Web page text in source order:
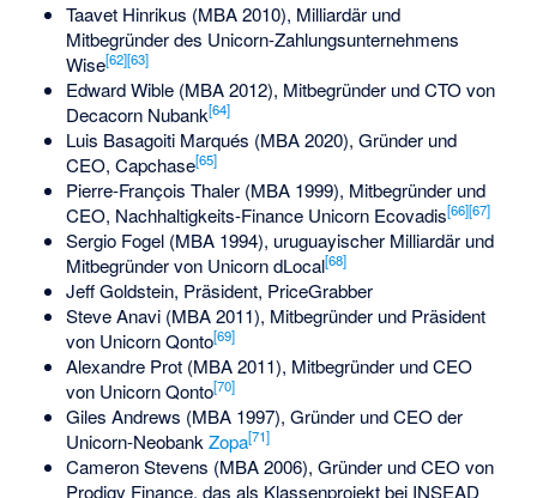
Taavet Hinrikus (MBA 2010), Milliardär und
Mitbegründer des Unicorn-Zahlungsunternehmens
Wise[62][63]
Edward Wible(MBA 2012), Mitbegründer und CTO von
Decacorn Nubank[64]
Luis Basagoiti Marqués (MBA 2020), Gründer und
CEO, Capchase[65]
Pierre-François Thaler(MBA 1999), Mitbegründer und
CEO, Nachhaltigkeits-Finance Unicorn Ecovadis[66][67]
Sergio Fogel(MBA 1994), uruguayischer Milliardär und
Mitbegründer von UnicorndLocal[68]
Jeff Goldstein, Präsident, PriceGrabber
Steve Anavi(MBA 2011), Mitbegründer und Präsident
von UnicornQonto[69]
Alexandre Prot(MBA 2011), Mitbegründer und CEO
von Unicorn Qonto[70]
Giles Andrews (MBA 1997), Gründer und CEO der
Unicorn-Neobank Zopa[71]
Cameron Stevens (MBA 2006), Gründer und CEO von
Prodigy Finance, das als Klassenprojekt bei INSEAD